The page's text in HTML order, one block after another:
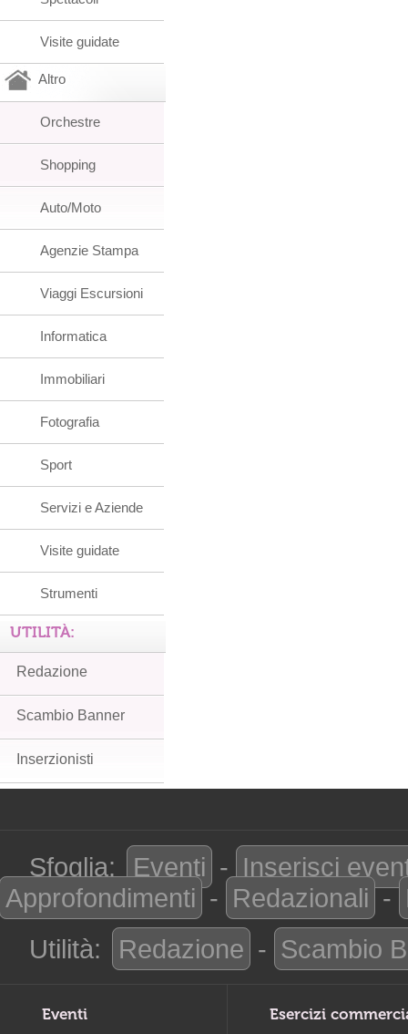
Visite guidate
Altro
Orchestre
Shopping
Auto/Moto
Agenzie Stampa
Viaggi Escursioni
Informatica
Immobiliari
Fotografia
Sport
Servizi e Aziende
Visite guidate
Strumenti
UTILITÀ:
Redazione
Scambio Banner
Inserzionisti
Sfoglia: Eventi - Inserisci
Approfondimenti - Redazionali -
Utilità:
Redazione - Scambio
Eventi Esercizi